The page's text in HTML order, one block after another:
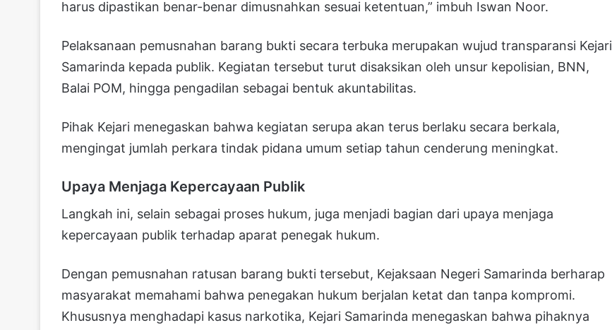
harus dipastikan benar-benar dimusnahkan sesuai ketentuan,” imbuh Iswan Noor.
Pelaksanaan pemusnahan barang bukti secara terbuka merupakan wujud transparansi Kejari
Samarinda kepada publik. Kegiatan tersebut turut disaksikan oleh unsur kepolisian, BNN,
Balai POM, hingga pengadilan sebagai bentuk akuntabilitas.
Pihak Kejari menegaskan bahwa kegiatan serupa akan terus berlaku secara berkala,
mengingat jumlah perkara tindak pidana umum setiap tahun cenderung meningkat.
Upaya Menjaga Kepercayaan Publik
Langkah ini, selain sebagai proses hukum, juga menjadi bagian dari upaya menjaga
kepercayaan publik terhadap aparat penegak hukum.
Dengan pemusnahan ratusan barang bukti tersebut, Kejaksaan Negeri Samarinda berharap
masyarakat memahami bahwa penegakan hukum berjalan ketat dan tanpa kompromi.
Khususnya menghadapi kasus narkotika, Kejari Samarinda menegaskan bahwa pihaknya